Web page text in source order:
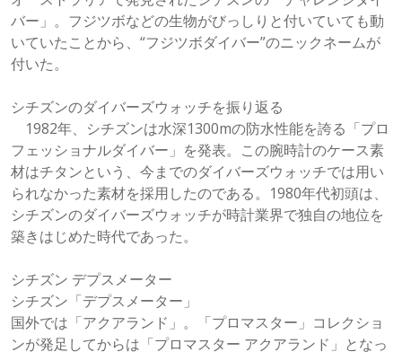
バー」。フジツボなどの生物がびっしりと付いていても動
いていたことから、“フジツボダイバー”のニックネームが
付いた。
シチズンのダイバーズウォッチを振り返る
1982年、シチズンは水深1300mの防水性能を誇る「プロ
フェッショナルダイバー」を発表。この腕時計のケース素
材はチタンという、今までのダイバーズウォッチでは用い
られなかった素材を採用したのである。1980年代初頭は、
シチズンのダイバーズウォッチが時計業界で独自の地位を
築きはじめた時代であった。
シチズン デプスメーター
シチズン「デプスメーター」
国外では「アクアランド」。「プロマスター」コレクショ
ンが発足してからは「プロマスター アクアランド」となっ